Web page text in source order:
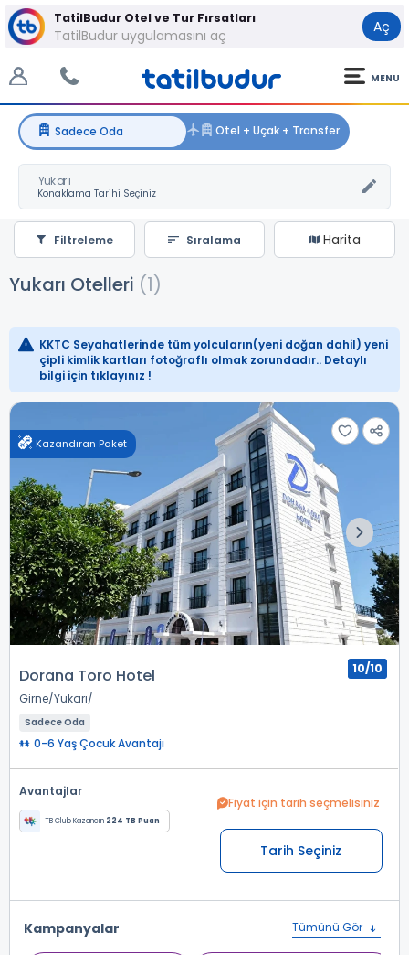
TatilBudur Otel ve Tur Fırsatları
TatilBudur uygulamasını aç Aç
MENU
Yukarı
Harita
Sıralama
Filtreleme
Yukarı Otelleri (1)
KKTC Seyahatlerinde tüm yolcuların(yeni doğan dahil) yeni
çipli kimlik kartları fotoğraflı olmak zorundadır.. Detaylı
bilgi için tıklayınız !
Kazandıran Paket
Dorana Toro Hotel
Girne Yukarı
10/10
Sadece Oda
0-6 Yaş Çocuk Avantajı
Avantajlar
TB Club Kazancın 224 TB Puan
Fiyat için tarih seçmelisiniz
Tarih Seçiniz
Kampanyalar Tümünü Gör